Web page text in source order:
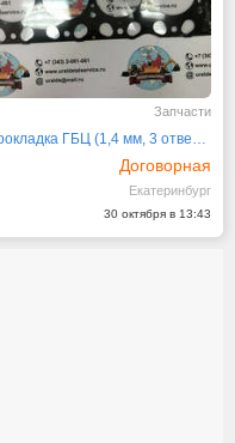
Запчасти
Прокладка ГБЦ (1,4 мм, 3 отвертия) 20882838
Договорная
Екатеринбург
30 октября в 13:43